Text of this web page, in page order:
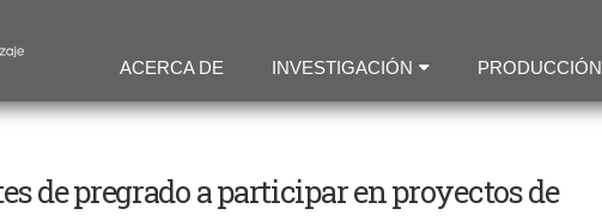
contenido
principal
ACERCA DE INVESTIGACIÓN PRODUCCIÓN
de pregrado a participar en proyectos de